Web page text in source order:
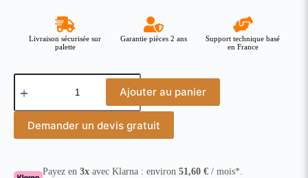
Livraison sécurisée sur
palette
Garantie pièces 2 ans
Support technique basé
en France
Ajouter au panier
Demander un devis gratuit
Payez en3x avec Klarna : environ51,60€ / mois*.